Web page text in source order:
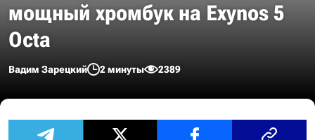
мощный хромбук на Exynos 5
Octa
Вадим Зарецкий 2 минуты 2389